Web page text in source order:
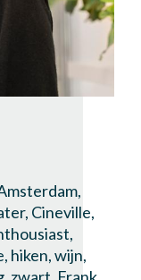
Cineville,
hiken, wijn,